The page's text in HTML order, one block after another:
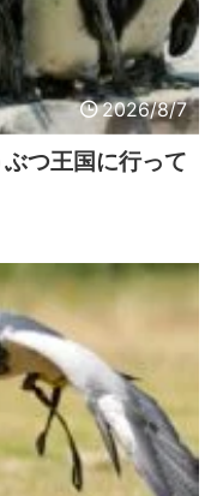
2026/8/7
つ王国に行って